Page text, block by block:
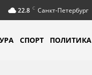
22.8 C Санкт-Петербург
СПОРТ ПОЛИТИКА